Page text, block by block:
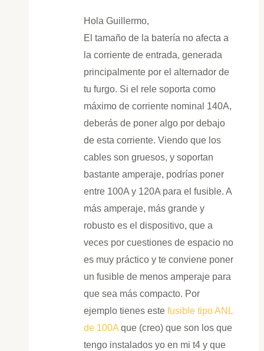
Hola Guillermo,
El tamaño de la batería no afecta a
la corriente de entrada, generada
principalmente por el alternador de
tu furgo. Si el rele soporta como
máximo de corriente nominal 140A,
deberás de poner algo por debajo
de esta corriente. Viendo que los
cables son gruesos, y soportan
bastante amperaje, podrías poner
entre 100A y 120A para el fusible. A
más amperaje, más grande y
robusto es el dispositivo, que a
veces por cuestiones de espacio no
es muy práctico y te conviene poner
un fusible de menos amperaje para
que sea más compacto. Por
ejemplo tienes este fusible tipo ANL
de 100Aque (creo) que son los que
tengo instalados yo en mi t4 y que